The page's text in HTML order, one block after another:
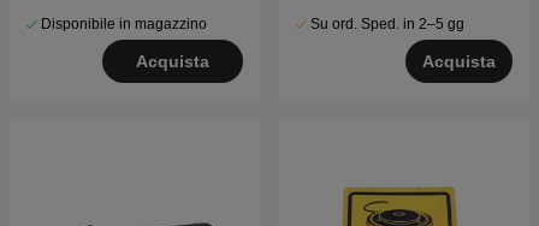
Disponibile in magazzino
Acquista
Su ord. Sped. in 2–5 gg
Acquista